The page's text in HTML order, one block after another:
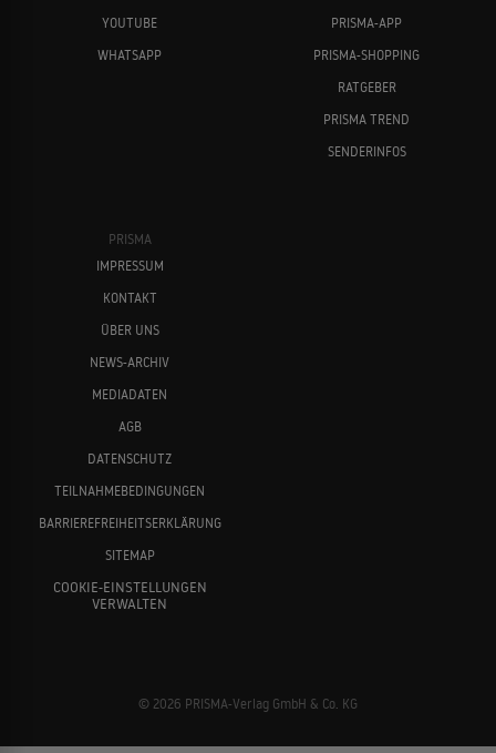
YOUTUBE
WHATSAPP
PRISMA-APP
PRISMA-SHOPPING
RATGEBER
PRISMA TREND
SENDERINFOS
PRISMA
IMPRESSUM
KONTAKT
ÜBER UNS
NEWS-ARCHIV
MEDIADATEN
AGB
DATENSCHUTZ
TEILNAHMEBEDINGUNGEN
BARRIEREFREIHEITSERKLÄRUNG
SITEMAP
COOKIE-EINSTELLUNGEN
VERWALTEN
© 2026 PRISMA-Verlag GmbH & Co. KG